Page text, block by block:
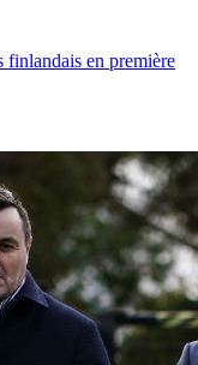
en première